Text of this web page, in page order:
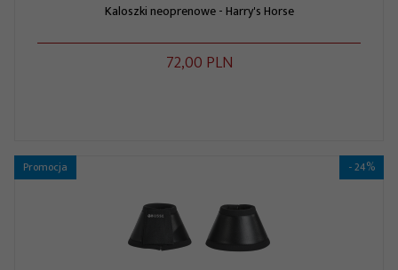
Kaloszki neoprenowe - Harry's Horse
72,00 PLN
Promocja - 24%